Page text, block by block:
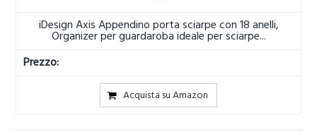
iDesign Axis Appendino porta sciarpe con 18 anelli,
Organizer per guardaroba ideale per sciarpe...
Acquista su Amazon